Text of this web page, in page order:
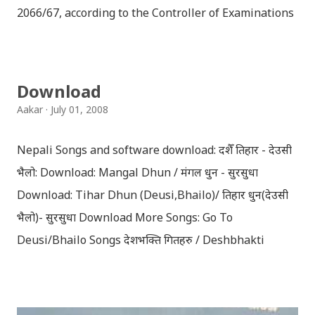
2066/67, according to the Controller of Examinations
Congratulations to all, who passed SLC this year. And
can follow THT (symbol no. and birth date required).
Download SLC Result 2066/2067 (2009-2010) :
REGULAR: EXEMPTED: Distinction --------------- First
division First division Second Division Second
Division Third Division Third Division Withheld
Download
Aakar July 01, 2008
Nepali Songs and software download: दशैँ तिहार - देउसी
भैलो: Download: Mangal Dhun / मंगल धुन - सुरसुधा
Download: Tihar Dhun (Deusi,Bhailo)/ तिहार धुन(देउसी
भैलो)- सुरसुधा Download More Songs: Go To
Deusi/Bhailo Songs देशभक्ति गितहरु / Deshbhakti
Yonjan Download Patriotic Nepali Song: धेरै छ गर्नु स्वदेश